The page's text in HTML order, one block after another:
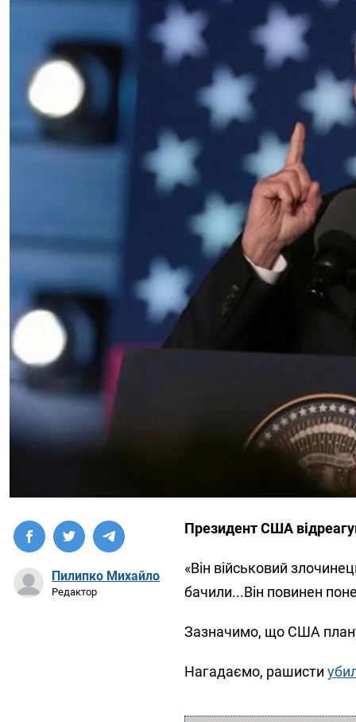
Пилипко Михайло
Редактор
Президент США
«Він військовий
бачили...Він повинен
Зазначимо, що CША
Нагадаємо, рашисти